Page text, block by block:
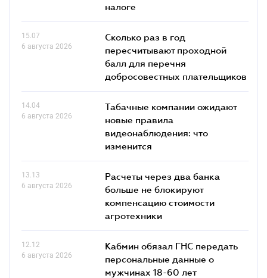
налоге
15.07
6 августа 2026
Сколько раз в год
пересчитывают проходной
балл для перечня
добросовестных плательщиков
14.04
6 августа 2026
Табачные компании ожидают
новые правила
видеонаблюдения: что
изменится
13.13
6 августа 2026
Расчеты через два банка
больше не блокируют
компенсацию стоимости
агротехники
12.12
6 августа 2026
Кабмин обязал ГНС передать
персональные данные о
мужчинах 18-60 лет